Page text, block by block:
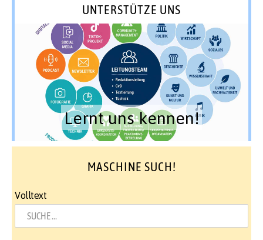
UNTERSTÜTZE UNS
Lernt uns kennen!
MASCHINE SUCH!
Volltext